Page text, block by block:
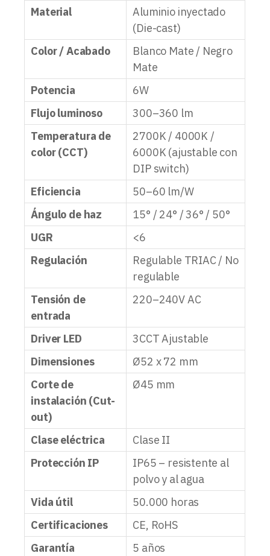
Material
Aluminio inyectado
(Die-cast)
Color / Acabado
Blanco Mate / Negro
Mate
Potencia
6W
Flujo luminoso
300–360 lm
Temperatura de
color (CCT)
2700K / 4000K /
6000K (ajustable con
DIP switch)
Eficiencia
50–60 lm/W
Ángulo de haz
15° / 24° / 36° / 50°
UGR
<6
Regulación
Regulable TRIAC / No
regulable
Tensión de
entrada
220–240V AC
Driver LED
3CCT Ajustable
Dimensiones
Ø52 x 72 mm
Corte de
instalación (Cut-
out)
Ø45 mm
Clase eléctrica
Clase II
Protección IP
IP65 – resistente al
polvo y al agua
Vida útil
50.000 horas
Certificaciones
CE, RoHS
Garantía
5 años